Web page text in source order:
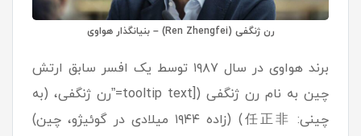
رن ژنگفی (Ren Zhengfei) – بنیانگذار هواوی
برند هواوی در سال ۱۹۸۷ توسط یک افسر سابق ارتش
چین به نام رن ژنگفی ([tooltip text=”رن ژنگفی، (به
چینی: 任正非) (زاده ۱۹۴۴ میلادی در گوئیژو، چین)